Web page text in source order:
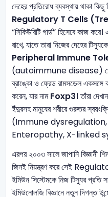
দেহের প্রতিরোধ ব্যবস্থায় থাকা কিছু
Regulatory T Cells
“সিকিউরিটি গার্ড” হিসেবে কাজ
রাখে, যাতে তারা নিজের দেহের
Peripheral Immune
(autoimmune disease) থেকে
ব্রাঙ্কো ও ফ্রেড রামসডেল
করেন, যার নামFoxp3। তাঁরা
ইঁদুরসহ মানুষের শরীরে গুরুতর
(Immune
Enteropathy, X-linked
এরপর ২০০৩ সালে জাপানি
জিনই নিয়ন্ত্রণ করে সেই
ইমিউন সিস্টেমকে নিজ টিস্যুর প্রতি
ইমিউনোলজি বিজ্ঞানে নতুন দিগন্ত